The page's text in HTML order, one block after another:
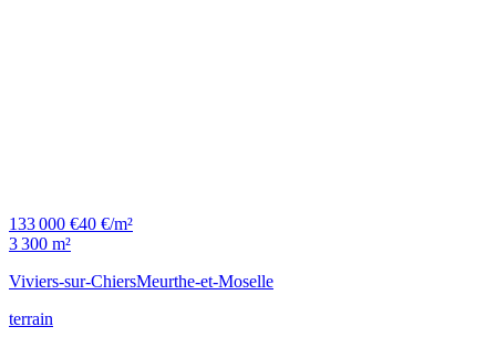
133 000 €40 €/m²
3 300 m²
Viviers-sur-ChiersMeurthe-et-Moselle
terrain